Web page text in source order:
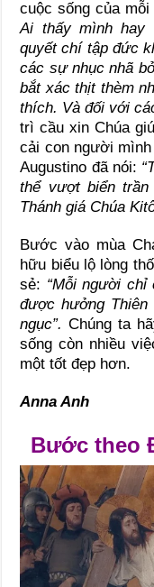
cuộc sống của
Ai thấy mình hay
quyết chí tập đức
các sự nhục nhã
bắt xác thịt thèm
thích. Và đối với
trì cầu xin Chúa
cải con người
Augustino đã nói:
thể vượt biển trần
Thánh giá Chúa
Bước vào mùa
hữu biểu lộ lòng
sẻ: “Mỗi người
được hưởng
ngục”.Chúng ta
sống còn nhiều
một tốt đẹp hơn.
Anna Anh
Bước theo